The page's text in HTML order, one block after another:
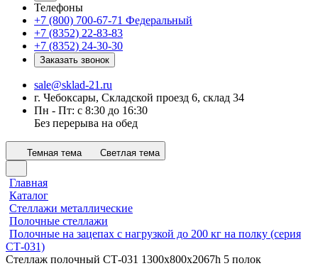
Телефоны
+7 (800) 700-67-71 Федеральный
+7 (8352) 22-83-83
+7 (8352) 24-30-30
Заказать звонок
sale@sklad-21.ru
г. Чебоксары, Складской проезд 6, склад 34
Пн - Пт: с 8:30 до 16:30
Без перерыва на обед
Темная тема Светлая тема
Главная
Каталог
Стеллажи металлические
Полочные стеллажи
Полочные на зацепах с нагрузкой до 200 кг на полку (серия
СТ-031)
Стеллаж полочный СТ-031 1300х800x2067h 5 полок